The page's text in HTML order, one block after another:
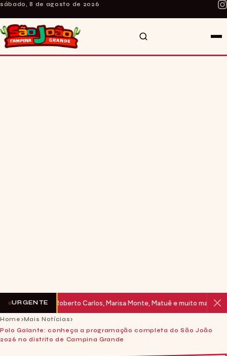
sábado, 8 de agosto de 2026
URGENTE
2026: Roberto Carlos, Marisa Monte, Matuê e muito mais no Parque
Home
Mais Notícias
Polo Galante: conheça a programação completa do São João
2026 no distrito de Campina Grande